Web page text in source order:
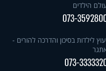
הילדים
073-
לילדות בסיכון והדרכה להורים -
073-